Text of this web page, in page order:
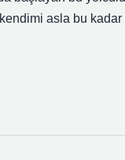
kendimi asla bu